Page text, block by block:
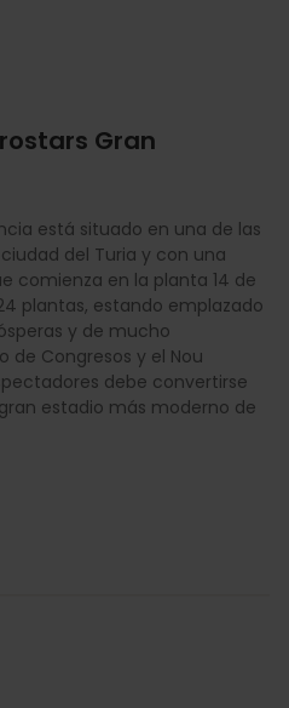
Gran
está situado en una de las
del Turia y con una
comienza en la planta 14 de
plantas, estando emplazado
y de mucho
de Congresos y el Nou
debe convertirse
estadio más moderno de